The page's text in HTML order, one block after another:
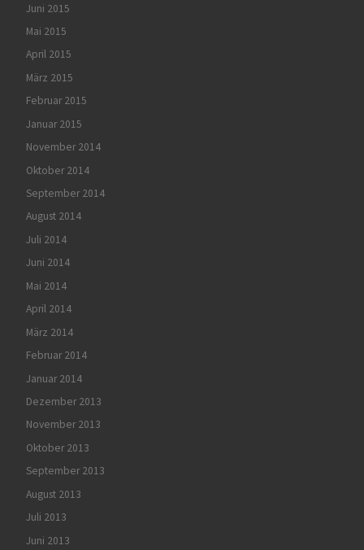
Juni 2015
Mai 2015
April 2015
März 2015
Februar 2015
Januar 2015
November 2014
Oktober 2014
September 2014
August 2014
Juli 2014
Juni 2014
Mai 2014
April 2014
März 2014
Februar 2014
Januar 2014
Dezember 2013
November 2013
Oktober 2013
September 2013
August 2013
Juli 2013
Juni 2013